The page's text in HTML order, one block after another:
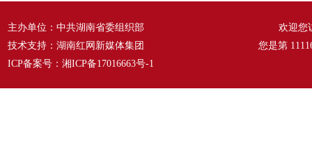
主办单位：中共湖南省委组织部
技术支持：湖南红网新媒体集团
ICP备案号： 湘ICP备17016663号-1
欢迎您
您是第